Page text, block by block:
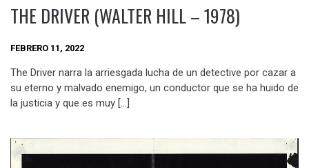
THE DRIVER (WALTER HILL – 1978)
FEBRERO 11, 2022
The Driver narra la arriesgada lucha de un detective por cazar a
su eterno y malvado enemigo, un conductor que se ha huido de
la justicia y que es muy […]